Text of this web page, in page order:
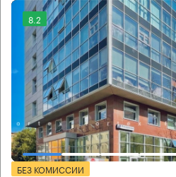
8.2
БЕЗ КОМИССИИ